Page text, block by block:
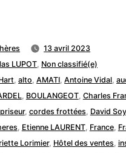
13 avril 2023
LUPOT Non classifié(e)
:
,alto ,AMATI ,Antoine Vidal ,
BOULANGEOT, Charles
, cordes frottées David
Etienne LAURENT, France,
Lorimier, Hôtel des ventes